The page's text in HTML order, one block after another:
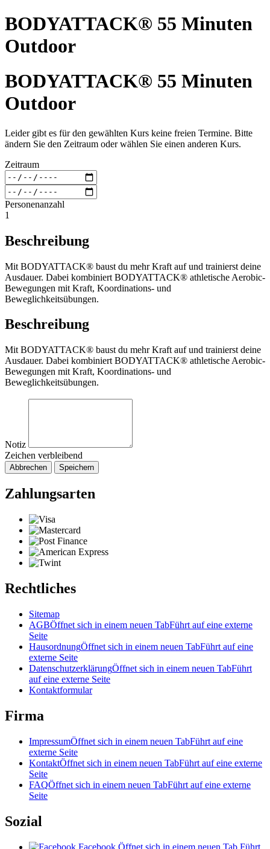
BODYATTACK® 55 Minuten
Outdoor
BODYATTACK® 55 Minuten
Outdoor
Leider gibt es für den gewählten Kurs keine freien Termine. Bitte
ändern Sie den Zeitraum oder wählen Sie einen anderen Kurs.
Zeitraum
Personenanzahl
1
Beschreibung
Mit BODYATTACK® baust du mehr Kraft auf und trainierst deine
Ausdauer. Dabei kombiniert BODYATTACK® athletische Aerobic-
Bewegungen mit Kraft, Koordinations- und
Beweglichkeitsübungen.
Beschreibung
Mit BODYATTACK® baust du mehr Kraft auf und trainierst deine
Ausdauer. Dabei kombiniert BODYATTACK® athletische Aerobic-
Bewegungen mit Kraft, Koordinations- und
Beweglichkeitsübungen.
Notiz
Zeichen verbleibend
Abbrechen Speichern
Zahlungsarten
Rechtliches
Sitemap
AGBÖffnet sich in einem neuen TabFührt auf eine externe
Seite
HausordnungÖffnet sich in einem neuen TabFührt auf eine
externe Seite
DatenschutzerklärungÖffnet sich in einem neuen TabFührt
auf eine externe Seite
Kontaktformular
Firma
ImpressumÖffnet sich in einem neuen TabFührt auf eine
externe Seite
KontaktÖffnet sich in einem neuen TabFührt auf eine externe
Seite
FAQÖffnet sich in einem neuen TabFührt auf eine externe
Seite
Sozial
Facebook Öffnet sich in einem neuen Tab Führt